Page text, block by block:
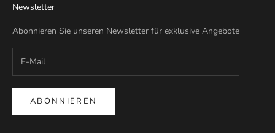
Newsletter
Abonnieren Sie unseren Newsletter für exklusive Angebote
ABONNIEREN